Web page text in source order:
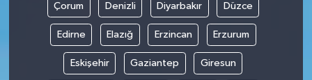
Çorum Denizli Diyarbakır Düzce
Edirne Elazığ Erzincan Erzurum
Eskişehir Gaziantep Giresun